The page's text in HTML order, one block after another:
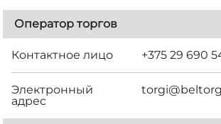
Оператор торгов
Контактное лицо +375 29 690
Электронный
адрес